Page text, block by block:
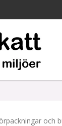
och